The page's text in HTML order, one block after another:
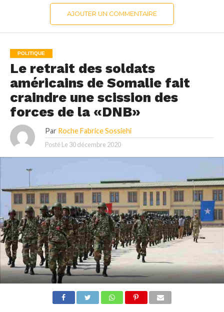
AJOUTER UN COMMENTAIRE
POLITIQUE
Le retrait des soldats
américains de Somalie fait
craindre une scission des
forces de la «DNB»
Par Roche Fabrice Sossiehi
Posté Le 30 décembre 2020